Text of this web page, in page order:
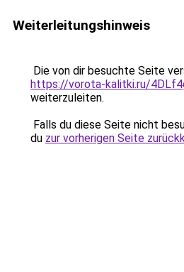
Weiterleitungshinweis
Die von dir besuchte Seite
https://vorota-kalitki.ru/
weiterzuleiten.
Falls du diese Seite nicht
du zur vorherigen Seite